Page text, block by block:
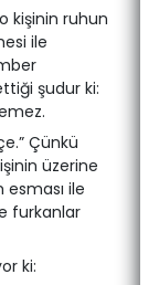
kişinin ruhun
ile
şudur ki:
Çünkü
üzerine
ile
furkanlar
ki: